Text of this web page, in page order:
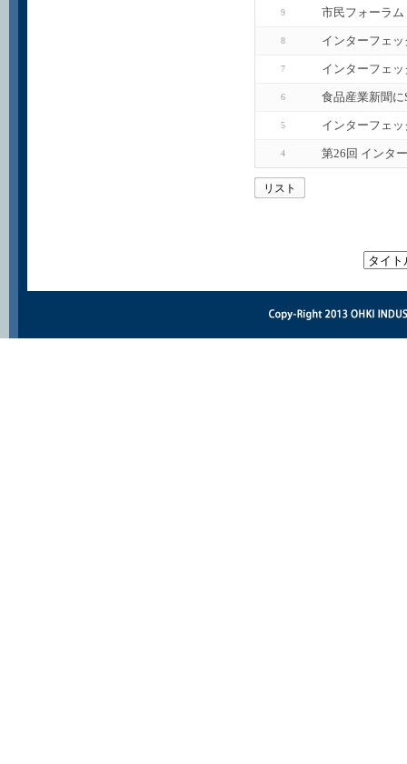
9 市民フォーラ
8 インターフェ
7 インターフェ
6 食品産業新聞
5 インターフェ
4 第26回 インタ
リスト